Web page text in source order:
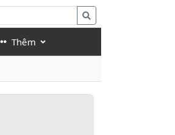
Thêm